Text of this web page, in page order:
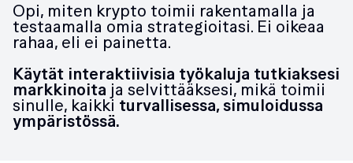
Opi, miten krypto toimii rakentamalla ja
testaamalla omia strategioitasi. Ei oikeaa
rahaa, eli ei painetta.
Käytät interaktiivisia työkaluja tutkiaksesi
markkinoita ja selvittääksesi, mikä toimii
sinulle, kaikki turvallisessa, simuloidussa
ympäristössä.